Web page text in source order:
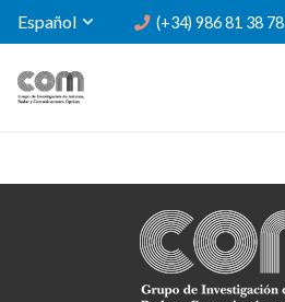
Español (+34) 986 81 38 78